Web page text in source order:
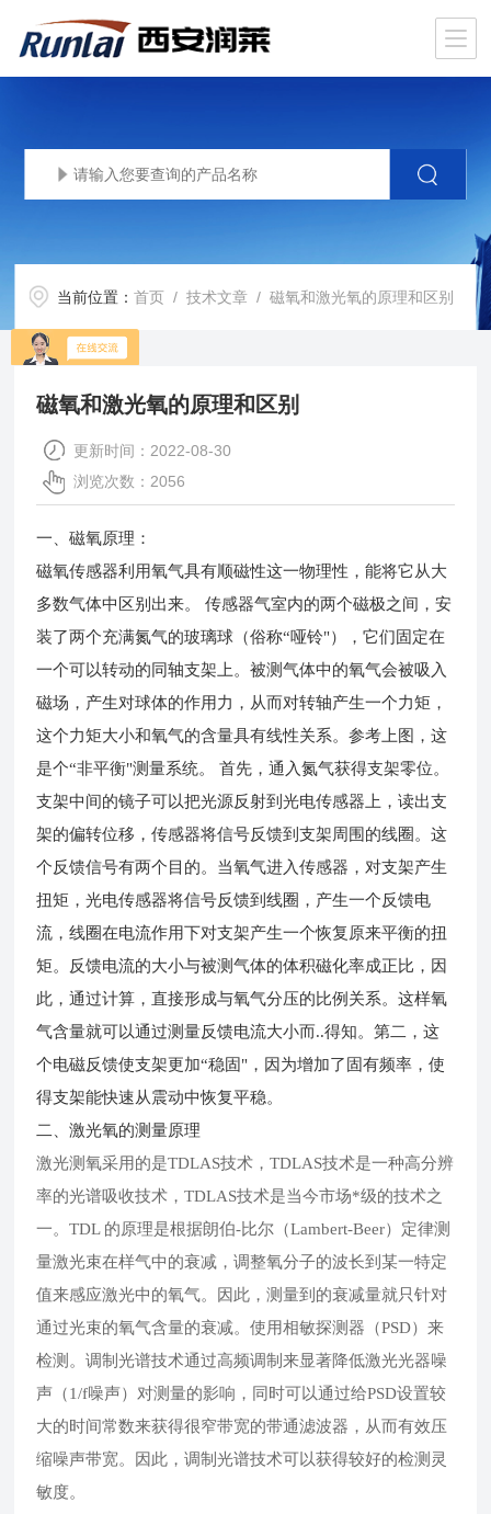
当前位置：首页 /技术文章 / 磁氧和激光氧的原理和区别
磁氧和激光氧的原理和区别
更新时间：2022-08-30
浏览次数：2056
一、磁氧原理：
磁氧传感器利用氧气具有顺磁性这一物理性，能将它从大
多数气体中区别出来。 传感器气室内的两个磁极之间，安
装了两个充满氮气的玻璃球（俗称“哑铃"），它们固定在
一个可以转动的同轴支架上。被测气体中的氧气会被吸入
磁场，产生对球体的作用力，从而对转轴产生一个力矩，
这个力矩大小和氧气的含量具有线性关系。参考上图，这
是个“非平衡"测量系统。 首先，通入氮气获得支架零位。
支架中间的镜子可以把光源反射到光电传感器上，读出支
架的偏转位移，传感器将信号反馈到支架周围的线圈。这
个反馈信号有两个目的。当氧气进入传感器，对支架产生
扭矩，光电传感器将信号反馈到线圈，产生一个反馈电
流，线圈在电流作用下对支架产生一个恢复原来平衡的扭
矩。反馈电流的大小与被测气体的体积磁化率成正比，因
此，通过计算，直接形成与氧气分压的比例关系。这样氧
气含量就可以通过测量反馈电流大小而..得知。第二，这
个电磁反馈使支架更加“稳固"，因为增加了固有频率，使
得支架能快速从震动中恢复平稳。
二、激光氧的测量原理
激光测氧采用的是TDLAS技术，TDLAS技术是一种高分辨
率的光谱吸收技术，TDLAS技术是当今市场*级的技术之
一。TDL 的原理是根据朗伯-比尔（Lambert-Beer）定律测
量激光束在样气中的衰减，调整氧分子的波长到某一特定
值来感应激光中的氧气。因此，测量到的衰减量就只针对
通过光束的氧气含量的衰减。使用相敏探测器（PSD）来
检测。调制光谱技术通过高频调制来显著降低激光光器噪
声（1/f噪声）对测量的影响，同时可以通过给PSD设置较
大的时间常数来获得很窄带宽的带通滤波器，从而有效压
缩噪声带宽。因此，调制光谱技术可以获得较好的检测灵
敏度。